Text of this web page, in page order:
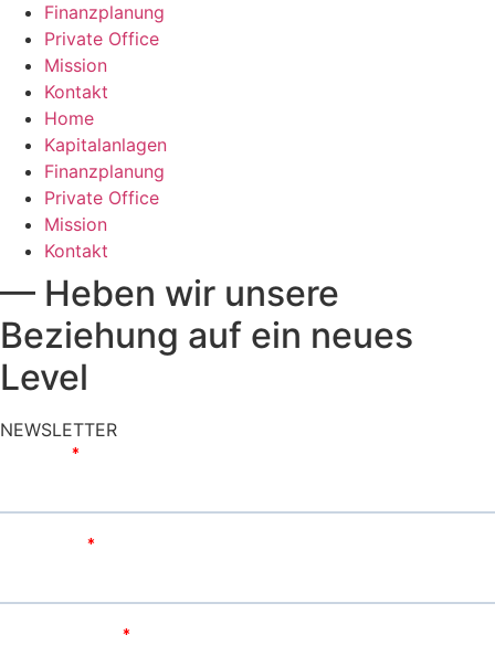
Finanzplanung
Private Office
Mission
Kontakt
Home
Kapitalanlagen
Finanzplanung
Private Office
Mission
Kontakt
— Heben wir unsere
Beziehung auf ein neues
Level
NEWSLETTER